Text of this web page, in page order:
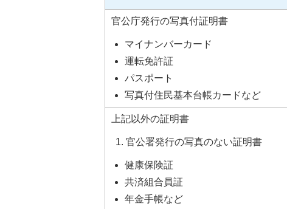
官公庁発行の写真付証明書
マイナンバーカード
運転免許証
パスポート
写真付住民基本台帳カードなど
上記以外の証明書
官公署発行の写真のない証明書
健康保険証
共済組合員証
年金手帳など